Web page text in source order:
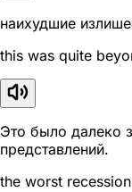
наихудшие
this was quite
Это было далеко
представлений.
the worst